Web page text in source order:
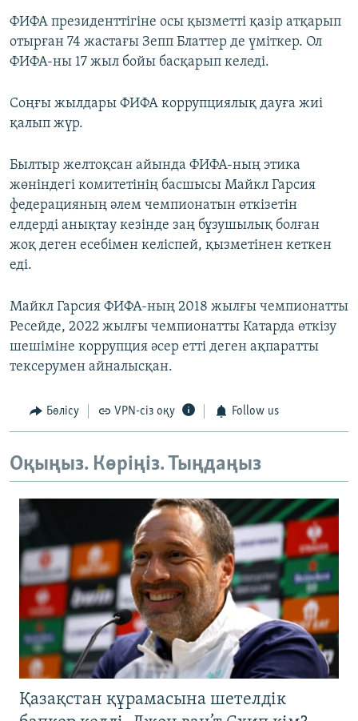
ФИФА президенттігіне осы қызметті қазір атқарып
отырған 74 жастағы Зепп Блаттер де үміткер. Ол
ФИФА-ны 17 жыл бойы басқарып келеді.
Соңғы жылдары ФИФА коррупциялық дауға жиі
қалып жүр.
Былтыр желтоқсан айында ФИФА-ның этика
жөніндегі комитетінің басшысы Майкл Гарсия
федерацияның әлем чемпионатын өткізетін
елдерді анықтау кезінде заң бұзушылық болған
жоқ деген есебімен келіспей, қызметінен кеткен
еді.
Майкл Гарсия ФИФА-ның 2018 жылғы чемпионатты
Ресейде, 2022 жылғы чемпионатты Катарда өткізу
шешіміне коррупция әсер етті деген ақпаратты
тексерумен айналысқан.
Бөлісу VPN-сіз оқу Follow us
Оқыңыз. Көріңіз. Тыңдаңыз
Қазақстан құрамасына шетелдік